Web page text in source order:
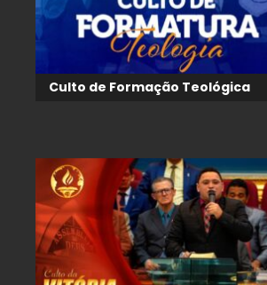
Culto de Formação Teológica